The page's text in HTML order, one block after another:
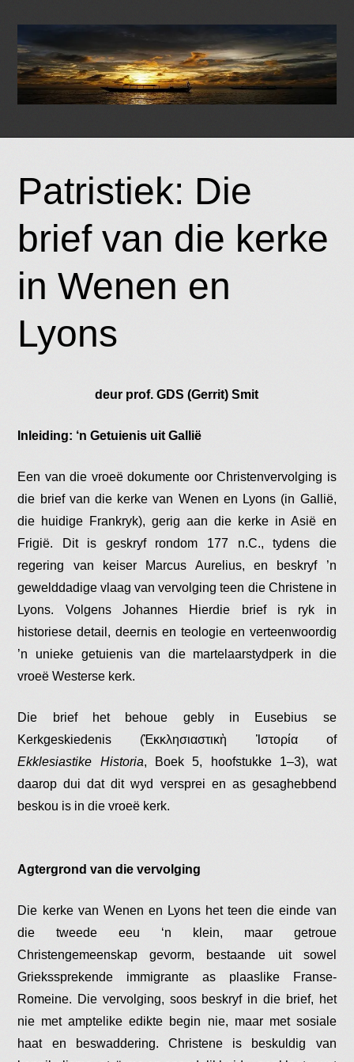
contentPatristiek: Die
brief van die kerke
in Wenen en
Lyons
deur prof. GDS (Gerrit) Smit
Inleiding: ‘n Getuienis uit Gallië
Een van die vroeë dokumente oor Christenvervolging is
die brief van die kerke van Wenen en Lyons (in Gallië,
die huidige Frankryk), gerig aan die kerke in Asië en
Frigië. Dit is geskryf rondom 177 n.C., tydens die
regering van keiser Marcus Aurelius, en beskryf ’n
gewelddadige vlaag van vervolging teen die Christene in
Lyons. Volgens Johannes Hierdie brief is ryk in
historiese detail, deernis en teologie en verteenwoordig
’n unieke getuienis van die martelaarstydperk in die
vroeë Westerse kerk​.
Die brief het behoue gebly in Eusebius se
Kerkgeskiedenis (Ἐκκλησιαστικὴ Ἱστορία of
Ekklesiastike Historia, Boek 5, hoofstukke 1–3), wat
daarop dui dat dit wyd versprei en as gesaghebbend
beskou is in die vroeë kerk.
Agtergrond van die vervolging
Die kerke van Wenen en Lyons het teen die einde van
die tweede eeu ‘n klein, maar getroue
Christengemeenskap gevorm, bestaande uit sowel
Griekssprekende immigrante as plaaslike Franse-
Romeine. Die vervolging, soos beskryf in die brief, het
nie met amptelike edikte begin nie, maar met sosiale
haat en beswaddering. Christene is beskuldig van